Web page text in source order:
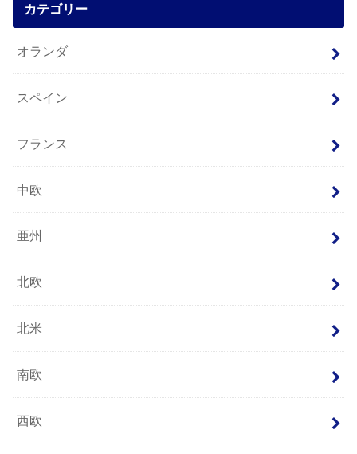
カテゴリー
オランダ
スペイン
フランス
中欧
亜州
北欧
北米
南欧
西欧